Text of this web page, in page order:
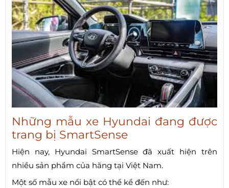
Những mẫu xe Hyundai đang được
trang bị SmartSense
Hiện nay, Hyundai SmartSense đã xuất hiện trên
nhiều sản phẩm của hãng tại Việt Nam.
Một số mẫu xe nổi bật có thể kể đến như: